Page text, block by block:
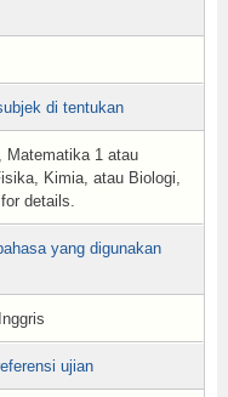
di tentukan
Matematika 1 atau
Kimia, atau Biologi,
details.
yang digunakan
ujian